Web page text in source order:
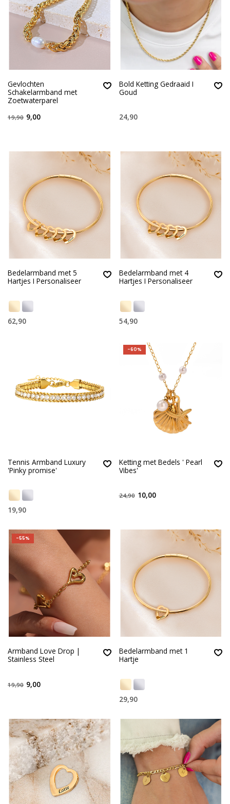
Gevlochten
Schakelarmband met
Zoetwaterparel
19,90 9,00
Bold Ketting Gedraaid I
Goud
24,90
Bedelarmband met 5
Hartjes I Personaliseer
62,90
Bedelarmband met 4
Hartjes I Personaliseer
54,90
Tennis Armband Luxury
'Pinky promise'
19,90
-60%
Ketting met Bedels ' Pearl
Vibes'
24,90 10,00
-55%
Armband Love Drop |
Stainless Steel
19,90 9,00
Bedelarmband met 1
Hartje
29,90